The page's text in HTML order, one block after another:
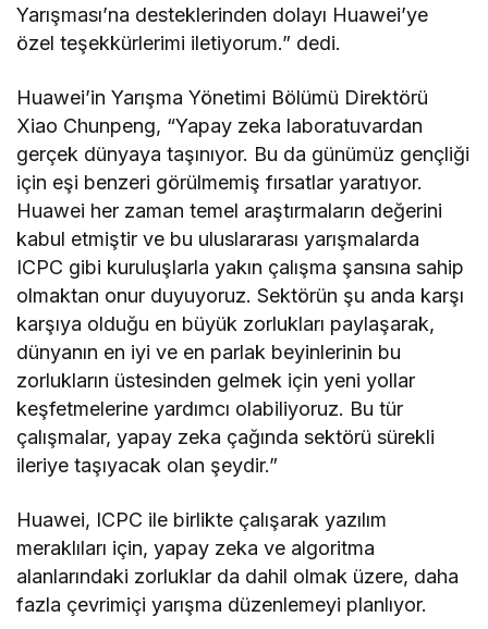
Yarışması’na desteklerinden dolayı Huawei’ye
özel teşekkürlerimi iletiyorum.” dedi.
Huawei’in Yarışma Yönetimi Bölümü Direktörü
Xiao Chunpeng, “Yapay zeka laboratuvardan
gerçek dünyaya taşınıyor. Bu da günümüz gençliği
için eşi benzeri görülmemiş fırsatlar yaratıyor.
Huawei her zaman temel araştırmaların değerini
kabul etmiştir ve bu uluslararası yarışmalarda
ICPC gibi kuruluşlarla yakın çalışma şansına sahip
olmaktan onur duyuyoruz. Sektörün şu anda karşı
karşıya olduğu en büyük zorlukları paylaşarak,
dünyanın en iyi ve en parlak beyinlerinin bu
zorlukların üstesinden gelmek için yeni yollar
keşfetmelerine yardımcı olabiliyoruz. Bu tür
çalışmalar, yapay zeka çağında sektörü sürekli
ileriye taşıyacak olan şeydir.”
Huawei, ICPC ile birlikte çalışarak yazılım
meraklıları için, yapay zeka ve algoritma
alanlarındaki zorluklar da dahil olmak üzere, daha
fazla çevrimiçi yarışma düzenlemeyi planlıyor.